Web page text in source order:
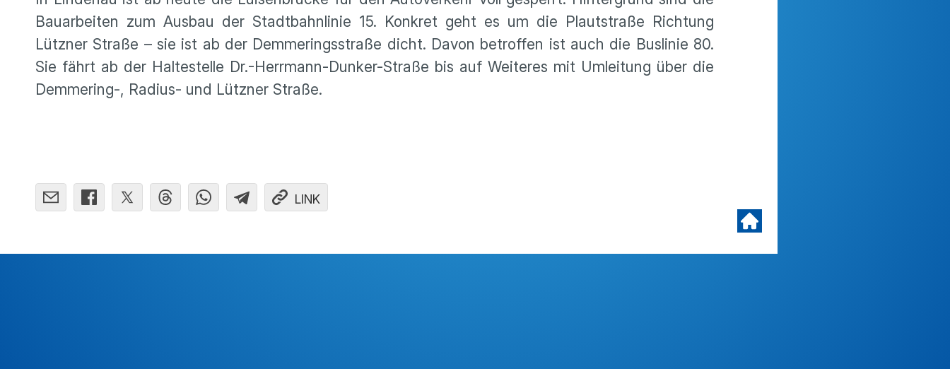
Bauar­beiten zum Ausbau der Stadt­bahn­linie 15. Konkret geht es um die Plaut­straße Richtung
Lützner Straße – sie ist ab der Demme­rings­straße dicht. Davon betroffen ist auch die Buslinie 80.
Sie fährt ab der Halte­stelle Dr.-Herrmann-Dunker-Straße bis auf Weiteres mit Umlei­tung über die
Demme­ring-, Radius- und Lützner Straße.
LINK